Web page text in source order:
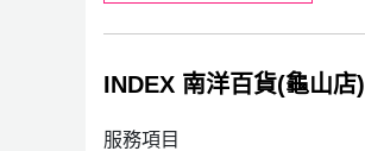
INDEX 南洋百貨(龜山店)
服務項目